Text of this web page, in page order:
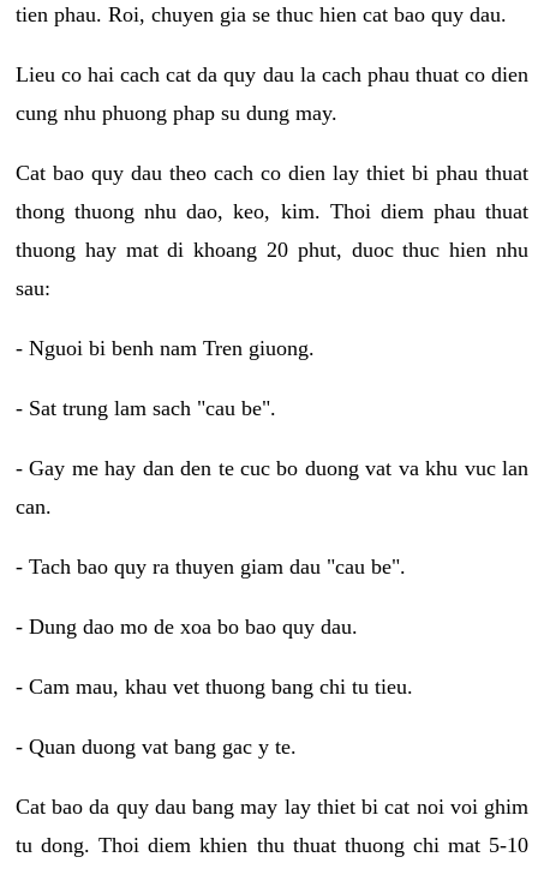
tien phau. Roi, chuyen gia se thuc hien cat bao quy dau.
Lieu co hai cach cat da quy dau la cach phau thuat co dien
cung nhu phuong phap su dung may.
Cat bao quy dau theo cach co dien lay thiet bi phau thuat
thong thuong nhu dao, keo, kim. Thoi diem phau thuat
thuong hay mat di khoang 20 phut, duoc thuc hien nhu
sau:
- Nguoi bi benh nam Tren giuong.
- Sat trung lam sach "cau be".
- Gay me hay dan den te cuc bo duong vat va khu vuc lan
can.
- Tach bao quy ra thuyen giam dau "cau be".
- Dung dao mo de xoa bo bao quy dau.
- Cam mau, khau vet thuong bang chi tu tieu.
- Quan duong vat bang gac y te.
Cat bao da quy dau bang may lay thiet bi cat noi voi ghim
tu dong. Thoi diem khien thu thuat thuong chi mat 5-10